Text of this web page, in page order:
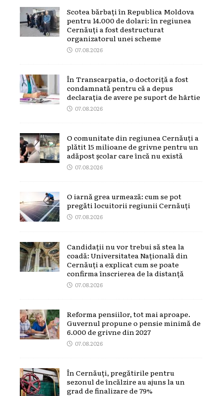
Scotea bărbați în Republica Moldova
pentru 14.000 de dolari: în regiunea
Cernăuți a fost destructurat
organizatorul unei scheme
07.08.2026
În Transcarpatia, o doctoriță a fost
condamnată pentru că a depus
declarația de avere pe suport de hârtie
07.08.2026
O comunitate din regiunea Cernăuți a
plătit 15 milioane de grivne pentru un
adăpost școlar care încă nu există
07.08.2026
O iarnă grea urmează: cum se pot
pregăti locuitorii regiunii Cernăuți
07.08.2026
Candidații nu vor trebui să stea la
coadă: Universitatea Națională din
Cernăuți a explicat cum se poate
confirma înscrierea de la distanță
07.08.2026
Reforma pensiilor, tot mai aproape.
Guvernul propune o pensie minimă de
6.000 de grivne din 2027
07.08.2026
În Cernăuți, pregătirile pentru
sezonul de încălzire au ajuns la un
grad de finalizare de 79%